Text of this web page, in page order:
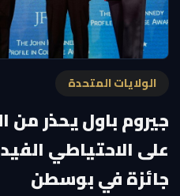
الولايات المتحدة
جيروم باول يحذر
على الاحتياطي
جائزة في بوسطن